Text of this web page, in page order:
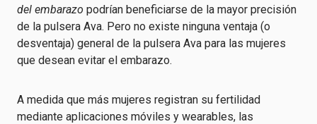
del embarazo podrían beneficiarse de la mayor precisión
de la pulsera Ava. Pero no existe ninguna ventaja (o
desventaja) general de la pulsera Ava para las mujeres
que desean evitar el embarazo.
A medida que más mujeres registran su fertilidad
mediante aplicaciones móviles y wearables, las